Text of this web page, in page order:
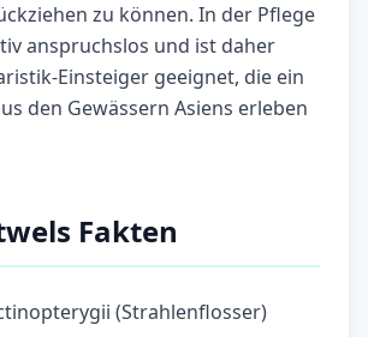
zu können. In der Pflege
anspruchslos und ist daher
Einsteiger geeignet, die ein
den Gewässern Asiens erleben
Fakten
(Strahlenflosser)